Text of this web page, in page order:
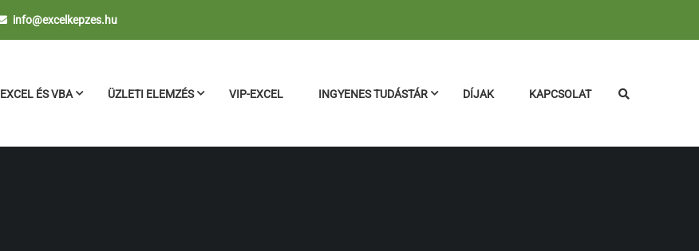
info@excelkepzes.hu
EXCEL ÉS VBA ÜZLETI ELEMZÉS VIP-EXCEL INGYENES TUDÁSTÁR DÍJAK KAPCSOLAT